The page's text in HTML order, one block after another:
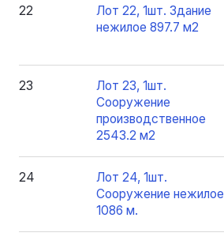
22
Лот 22, 1шт. Здание
нежилое 897.7 м2
23
Лот 23, 1шт.
Сооружение
производственное
2543.2 м2
24
Лот 24, 1шт.
Сооружение нежилое
1086 м.